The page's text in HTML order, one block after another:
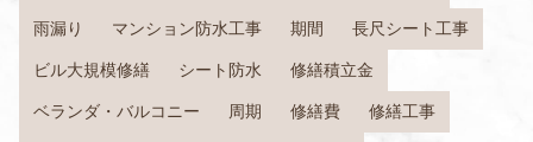
雨漏り マンション防水工事 期間 長尺シート工事
ビル大規模修繕 シート防水 修繕積立金
ベランダ・バルコニー 周期 修繕費 修繕工事